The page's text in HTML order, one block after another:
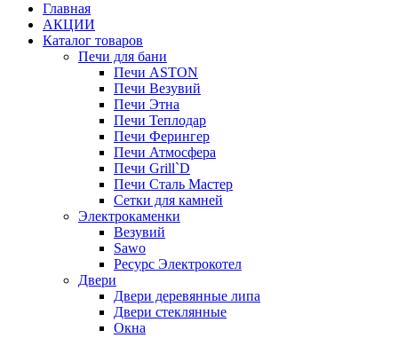
Главная
АКЦИИ
Каталог товаров
Печи для бани
Печи ASTON
Печи Везувий
Печи Этна
Печи Теплодар
Печи Ферингер
Печи Атмосфера
Печи Grill`D
Печи Сталь Мастер
Сетки для камней
Электрокаменки
Везувий
Sawo
Ресурс Электрокотел
Двери
Двери деревянные липа
Двери стеклянные
Окна